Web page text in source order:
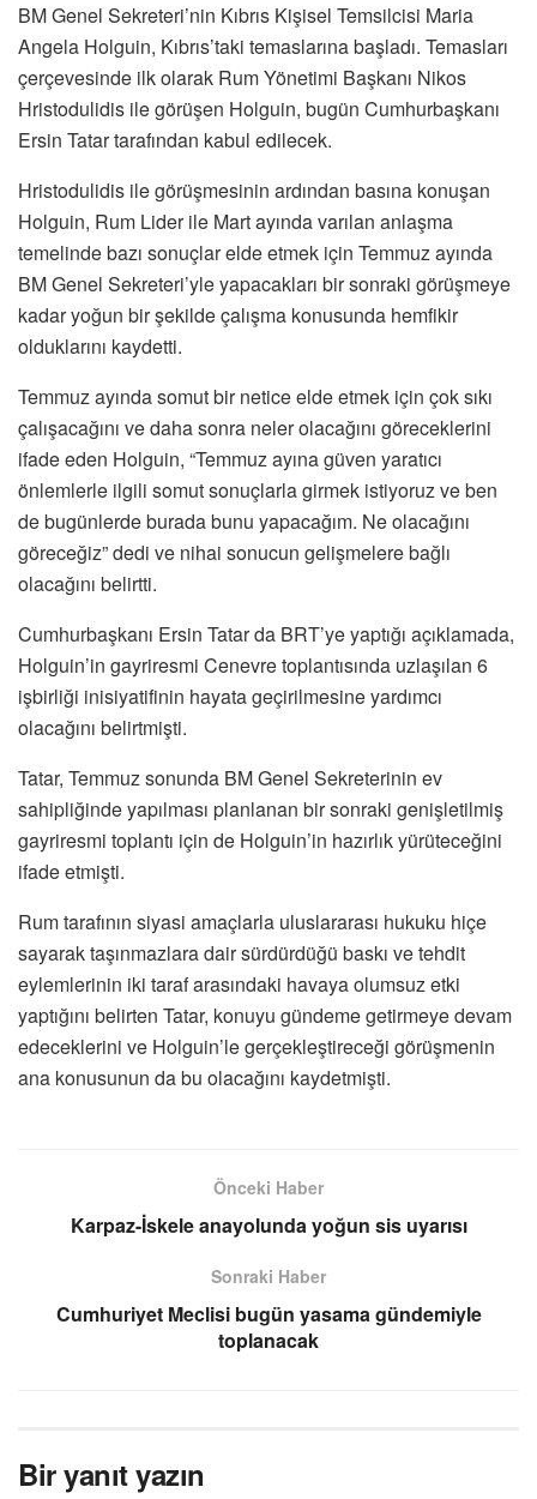
BM Genel Sekreteri’nin Kıbrıs Kişisel Temsilcisi Maria
Angela Holguin, Kıbrıs’taki temaslarına başladı. Temasları
çerçevesinde ilk olarak Rum Yönetimi Başkanı Nikos
Hristodulidis ile görüşen Holguin, bugün Cumhurbaşkanı
Ersin Tatar tarafından kabul edilecek.
Hristodulidis ile görüşmesinin ardından basına konuşan
Holguin, Rum Lider ile Mart ayında varılan anlaşma
temelinde bazı sonuçlar elde etmek için Temmuz ayında
BM Genel Sekreteri’yle yapacakları bir sonraki görüşmeye
kadar yoğun bir şekilde çalışma konusunda hemfikir
olduklarını kaydetti.
Temmuz ayında somut bir netice elde etmek için çok sıkı
çalışacağını ve daha sonra neler olacağını göreceklerini
ifade eden Holguin, “Temmuz ayına güven yaratıcı
önlemlerle ilgili somut sonuçlarla girmek istiyoruz ve ben
de bugünlerde burada bunu yapacağım. Ne olacağını
göreceğiz” dedi ve nihai sonucun gelişmelere bağlı
olacağını belirtti.
Cumhurbaşkanı Ersin Tatar da BRT’ye yaptığı açıklamada,
Holguin’in gayriresmi Cenevre toplantısında uzlaşılan 6
işbirliği inisiyatifinin hayata geçirilmesine yardımcı
olacağını belirtmişti.
Tatar, Temmuz sonunda BM Genel Sekreterinin ev
sahipliğinde yapılması planlanan bir sonraki genişletilmiş
gayriresmi toplantı için de Holguin’in hazırlık yürüteceğini
ifade etmişti.
Rum tarafının siyasi amaçlarla uluslararası hukuku hiçe
sayarak taşınmazlara dair sürdürdüğü baskı ve tehdit
eylemlerinin iki taraf arasındaki havaya olumsuz etki
yaptığını belirten Tatar, konuyu gündeme getirmeye devam
edeceklerini ve Holguin’le gerçekleştireceği görüşmenin
ana konusunun da bu olacağını kaydetmişti.
Önceki Haber
Karpaz-İskele anayolunda yoğun sis uyarısı
Sonraki Haber
Cumhuriyet Meclisi bugün yasama gündemiyle
toplanacak
Bir yanıt yazın